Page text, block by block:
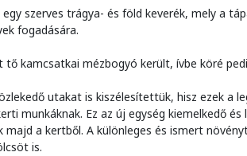
szerves trágya- és föld keverék, mely a
fogadására.
tő kamcsatkai mézbogyó került, ívbe köré
utakat is kiszélesítettük, hisz ezek a
munkáknak. Ez az új egység kiemelkedő
majd a kertből. A különleges és ismert
is.